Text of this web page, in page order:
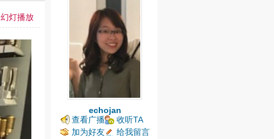
幻灯播放
echojan
查看广播
收听TA
加为好友
给我留言